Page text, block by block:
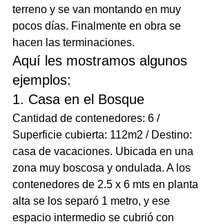
terreno y se van montando en muy
pocos días. Finalmente en obra se
hacen las terminaciones.
Aquí les mostramos algunos
ejemplos:
1. Casa en el Bosque
Cantidad de contenedores: 6 /
Superficie cubierta: 112m2 / Destino:
casa de vacaciones. Ubicada en una
zona muy boscosa y ondulada. A los
contenedores de 2.5 x 6 mts en planta
alta se los separó 1 metro, y ese
espacio intermedio se cubrió con